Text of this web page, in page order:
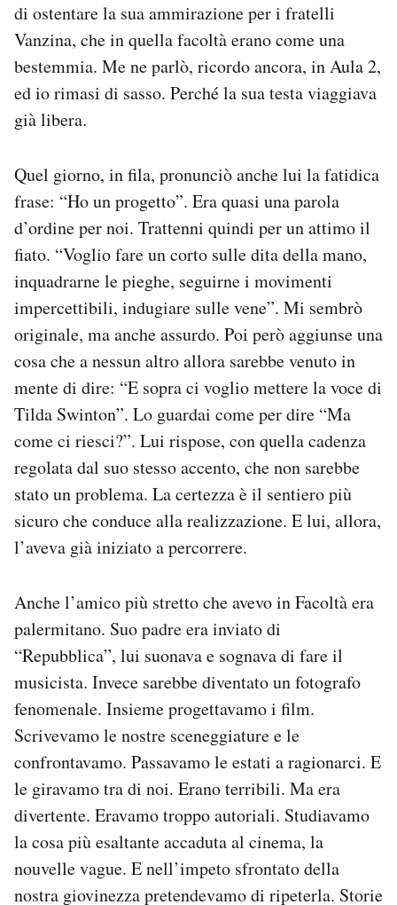
di ostentare la sua ammirazione per i fratelli
Vanzina, che in quella facoltà erano come una
bestemmia. Me ne parlò, ricordo ancora, in Aula 2,
ed io rimasi di sasso. Perché la sua testa viaggiava
già libera.
Quel giorno, in fila, pronunciò anche lui la fatidica
frase: “Ho un progetto”. Era quasi una parola
d’ordine per noi. Trattenni quindi per un attimo il
fiato. “Voglio fare un corto sulle dita della mano,
inquadrarne le pieghe, seguirne i movimenti
impercettibili, indugiare sulle vene”. Mi sembrò
originale, ma anche assurdo. Poi però aggiunse una
cosa che a nessun altro allora sarebbe venuto in
mente di dire: “E sopra ci voglio mettere la voce di
Tilda Swinton”. Lo guardai come per dire “Ma
come ci riesci?”. Lui rispose, con quella cadenza
regolata dal suo stesso accento, che non sarebbe
stato un problema. La certezza è il sentiero più
sicuro che conduce alla realizzazione. E lui, allora,
l’aveva già iniziato a percorrere.
Anche l’amico più stretto che avevo in Facoltà era
palermitano. Suo padre era inviato di
“Repubblica”, lui suonava e sognava di fare il
musicista. Invece sarebbe diventato un fotografo
fenomenale. Insieme progettavamo i film.
Scrivevamo le nostre sceneggiature e le
confrontavamo. Passavamo le estati a ragionarci. E
le giravamo tra di noi. Erano terribili. Ma era
divertente. Eravamo troppo autoriali. Studiavamo
la cosa più esaltante accaduta al cinema, la
nouvelle vague. E nell’impeto sfrontato della
nostra giovinezza pretendevamo di ripeterla. Storie